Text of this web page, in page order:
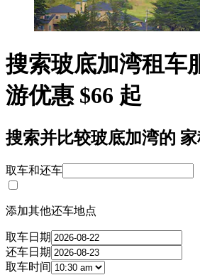
搜索玻底加湾租车
游优惠 $66 起
搜索并比较玻底加湾的 家
取车和还车
添加其他还车地点
取车日期
还车日期
取车时间